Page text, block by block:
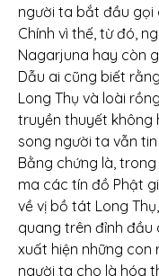
người ta bắt đầu gọi
Chính vì thế, từ đó,
Nagarjuna hay còn
Dẫu ai cũng biết
Long Thụ và loài
truyền thuyết không
song người ta vẫn
Bằng chứng là,
ma các tín đồ Phật
về vị bồ tát Long
quang trên đỉnh đầu
xuất hiện những con
người ta cho là hóa